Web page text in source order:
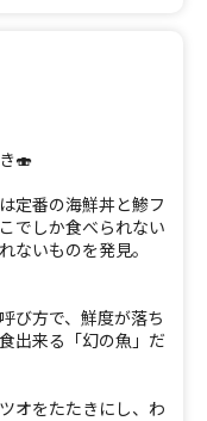
🍣
定番の海鮮丼と鯵フ
でしか食べられない
ないものを発見。
び方で、鮮度が落ち
出来る「幻の魚」だ
オをたたきにし、わ